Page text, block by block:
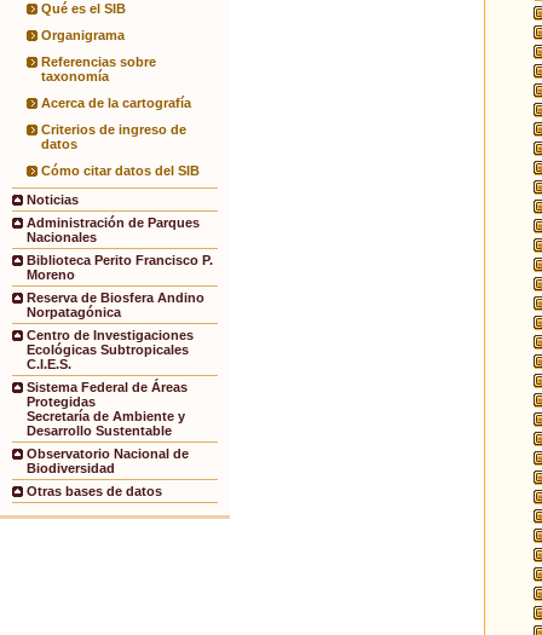
Qué es el SIB
Organigrama
Referencias sobre
taxonomía
Acerca de la cartografía
Criterios de ingreso de
datos
Cómo citar datos del SIB
Noticias
Administración de Parques
Nacionales
Biblioteca Perito Francisco P.
Moreno
Reserva de Biosfera Andino
Norpatagónica
Centro de Investigaciones
Ecológicas Subtropicales
C.I.E.S.
Sistema Federal de Áreas
Protegidas
Secretaría de Ambiente y
Desarrollo Sustentable
Observatorio Nacional de
Biodiversidad
Otras bases de datos